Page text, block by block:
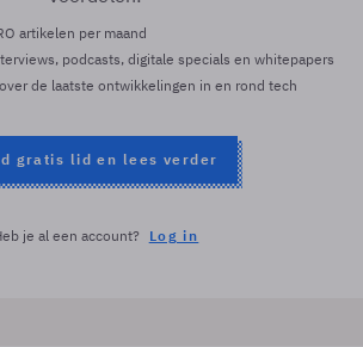
artikelen per maand
podcasts, digitale specials en whitepapers
de laatste ontwikkelingen in en rond tech
gratis lid en lees verder
je al een account? Log in